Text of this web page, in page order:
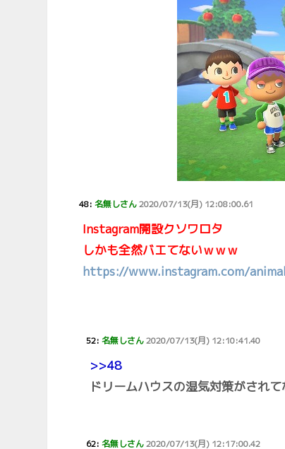
48:名無しさん2020/07/13(月) 12:08:00.61
Instagram開設クソワロタ
しかも全然バエてないｗｗｗ
https://www.instagram.com/
52:名無しさん2020/07/13(月) 12:10:41.40
>>48
ドリームハウスの湿気対策がされ
62:名無しさん2020/07/13(月) 12:17:00.42